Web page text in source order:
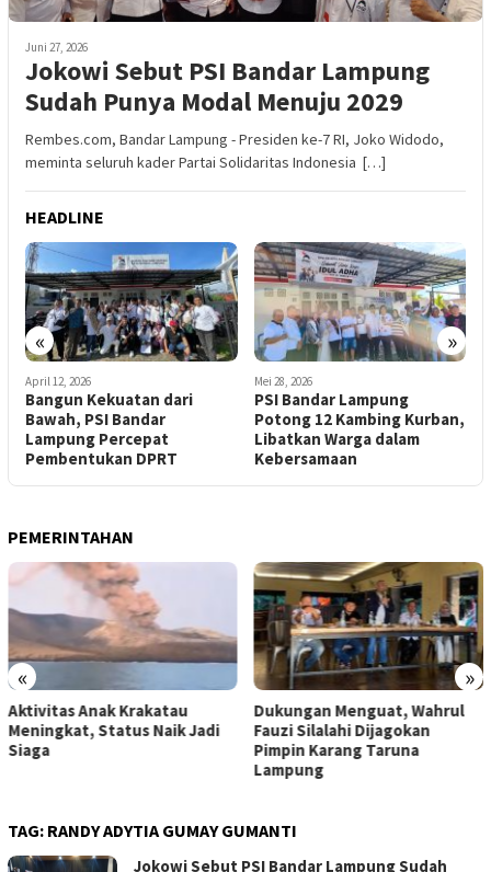
Juni 27, 2026
Jokowi Sebut PSI Bandar Lampung
Sudah Punya Modal Menuju 2029
Rembes.com, Bandar Lampung - Presiden ke-7 RI, Joko Widodo,
meminta seluruh kader Partai Solidaritas Indonesia […]
HEADLINE
« »
April 12, 2026
Bangun Kekuatan dari
Bawah, PSI Bandar
Lampung Percepat
Pembentukan DPRT
Mei 28, 2026
PSI Bandar Lampung
Potong 12 Kambing Kurban,
Libatkan Warga dalam
Kebersamaan
PEMERINTAHAN
« »
Aktivitas Anak Krakatau
Meningkat, Status Naik Jadi
Siaga
Dukungan Menguat, Wahrul
Fauzi Silalahi Dijagokan
Pimpin Karang Taruna
Lampung
TAG: RANDY ADYTIA GUMAY GUMANTI
Jokowi Sebut PSI Bandar Lampung Sudah